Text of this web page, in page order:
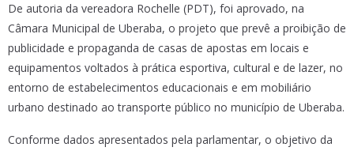
De autoria da vereadora Rochelle (PDT), foi aprovado, na
Câmara Municipal de Uberaba, o projeto que prevê a proibição de
publicidade e propaganda de casas de apostas em locais e
equipamentos voltados à prática esportiva, cultural e de lazer, no
entorno de estabelecimentos educacionais e em mobiliário
urbano destinado ao transporte público no município de Uberaba.
Conforme dados apresentados pela parlamentar, o objetivo da